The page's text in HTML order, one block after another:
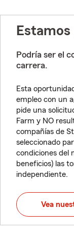
Podría ser el
carrera.
Esta
empleo con un
pide una
Farm y NO
compañías de
seleccionado
condiciones del
beneficios) las
independiente.
Vea